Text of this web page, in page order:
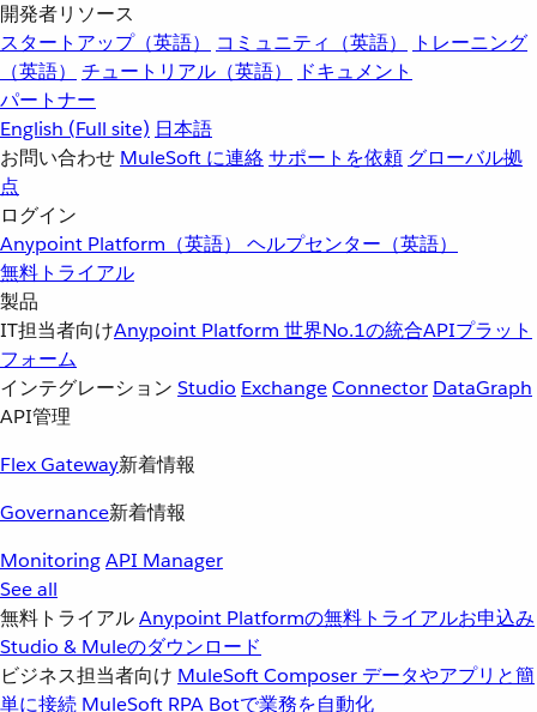
開発者リソース
スタートアップ（英語）
コミュニティ（英語）
トレーニング
（英語）
チュートリアル（英語）
ドキュメント
パートナー
English (Full site) 日本語
お問い合わせ MuleSoft に連絡サポートを依頼 グローバル拠
点
ログイン
Anypoint Platform（英語） ヘルプセンター（英語）
無料トライアル
製品
IT担当者向けAnypoint Platform 世界No.1の統合APIプラット
フォーム
インテグレーション Studio ExchangeConnector DataGraph
API管理
Flex Gateway新着情報
Governance新着情報
MonitoringAPI Manager
See all
無料トライアルAnypoint Platformの無料トライアルお申込み
Studio & Muleのダウンロード
ビジネス担当者向け MuleSoft Composer データやアプリと簡
単に接続 MuleSoft RPA Botで業務を自動化